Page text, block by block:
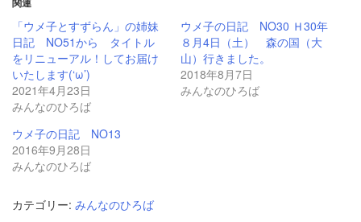
共
有
(新
し
い
ウ
ィ
ン
ド
ウ
開
き
ま
す)
ク
リ
ッ
ク
し
て
く
だ
さ
い
い
ウ
ィ
ウ
で
「ウメ子とすずらん」の姉妹
日記 NO51から タイトル
をリニューアル！してお届け
いたします(‘ω’)
2021年4月23日
みんなのひろば
ウメ子の日記 NO30 Ｈ30年
８月4日（土） 森の国（大
山）行きました。
2018年8月7日
みんなのひろば
ウメ子の日記 NO13
2016年9月28日
みんなのひろば
カテゴリー: みんなのひろば